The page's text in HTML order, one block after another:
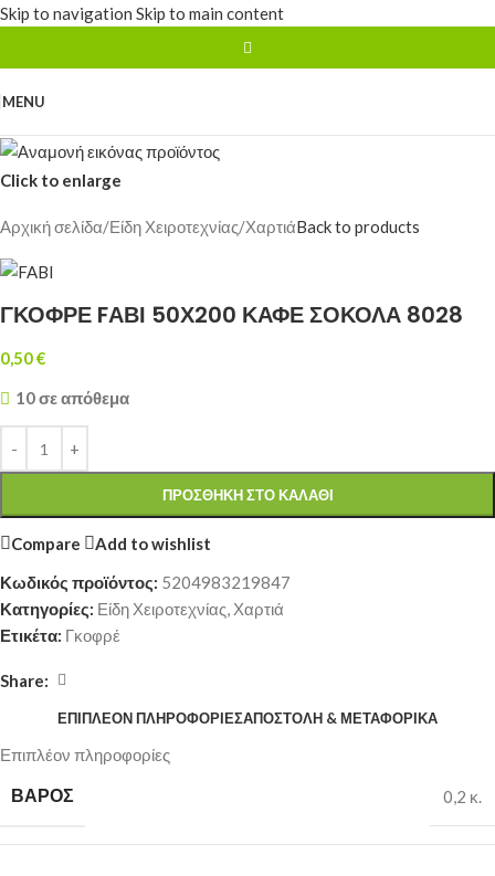
Skip to navigation Skip to main content
MENU
Click to enlarge
Αρχική σελίδα/Είδη Χειροτεχνίας/ΧαρτιάBack to products
ΓΚΟΦΡΕ FΑΒΙ 50Χ200 ΚΑΦΕ ΣΟΚΟΛΑ 8028
0,50€
10 σε απόθεμα
ΠΡΟΣΘΉΚΗ ΣΤΟ ΚΑΛΆΘΙ
Compare
Add to wishlist
Κωδικός προϊόντος: 5204983219847
Κατηγορίες: Είδη Χειροτεχνίας, Χαρτιά
Ετικέτα: Γκοφρέ
Share:
ΕΠΙΠΛΈΟΝ ΠΛΗΡΟΦΟΡΊΕΣΑΠΟΣΤΟΛΉ & ΜΕΤΑΦΟΡΙΚΆ
Επιπλέον πληροφορίες
ΒΆΡΟΣ 0,2 κ.